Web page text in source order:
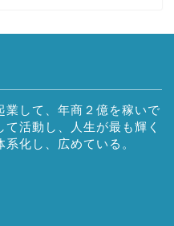
業して、年商２億を稼いで
活動し、人生が最も輝く
化し、広めている。